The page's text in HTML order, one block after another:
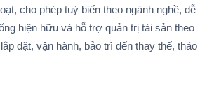
cho phép tuỳ biến theo ngành nghề, dễ
hiện hữu và hỗ trợ quản trị tài sản theo
đặt, vận hành, bảo trì đến thay thế, tháo